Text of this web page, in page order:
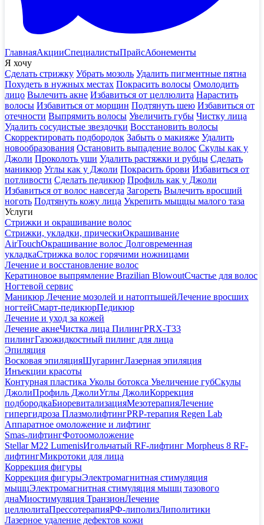
ГлавнаяАкцииСпециалистыПрайсАбонементы
Я хочу
Сделать стрижку Убрать мозоль Удалить пигментные пятна
Похудеть в нужных местах Покрасить волосы Омолодить
лицо Вылечить акне Избавиться от целлюлита Нарастить
волосы Избавиться от морщин Подтянуть шею Избавиться от
отечности Выпрямить волосы Увеличить губы Чистку лица
Удалить сосудистые звездочки Восстановить волосы
Скорректировать подбородок Забыть о макияже Удалить
новообразования Остановить выпадение волос Скулы как у
Джоли Проколоть уши Удалить растяжки и рубцы Сделать
маникюр Углы как у Джоли Покрасить брови Избавиться от
потливости Сделать педикюр Профиль как у Джоли
Избавиться от волос навсегда Загореть Вылечить вросший
ноготь Подтянуть кожу лица Укрепить мыщцы малого таза
Услуги
Стрижки и окрашивание волос
Стрижки, укладки, прическиОкрашивание
AirTouchОкрашивание волос Долговременная
укладкаСтрижка волос горячими ножницами
Лечение и восстановление волос
Кератиновое выпрямление Brazilian BlowoutСчастье для волос
Ногтевой сервис
Маникюр Лечение мозолей и натоптышейЛечение вросших
ногтейСмарт-педикюрПедикюр
Лечение и уход за кожей
Лечение акнеЧистка лица ПилингPRX-T33
пилингГазожидкостный пилинг для лица
Эпиляция
Восковая эпиляцияШугарингЛазерная эпиляция
Инъекции красоты
Контурная пластика Уколы ботокса Увеличение губСкулы
ДжолиПрофиль ДжолиУглы ДжолиКоррекция
подбородкаБиоревитализацияМезотерапияЛечение
гипергидроза ПлазмолифтингPRP-терапия Regen Lab
Аппаратное омоложение и лифтинг
Smas-лифтингФотоомоложение
Stellar M22 LumenisИгольчатый RF-лифтинг Morpheus 8 RF-
лифтингМикротоки для лица
Коррекция фигуры
Коррекция фигурыЭлектромагнитная стимуляция
мышцЭлектромагнитная стимуляция мышц тазового
днаМиостимуляция ТранзионЛечение
целлюлитаПрессотерапияРФ-липолизЛиполитики
Лазерное удаление дефектов кожи